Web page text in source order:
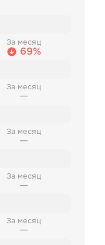
За месяц
69%
За месяц
—
За месяц
—
За месяц
—
За месяц
—